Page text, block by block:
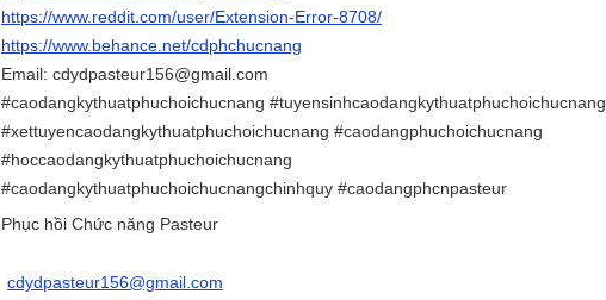
https://www.reddit.com/user/Extension-Error-8708/
https://www.behance.net/cdphchucnang
Email: cdydpasteur156@gmail.com
#caodangkythuatphuchoichucnang #tuyensinhcaodangkythuatphuchoichucnang
#xettuyencaodangkythuatphuchoichucnang #caodangphuchoichucnang
#hoccaodangkythuatphuchoichucnang
#caodangkythuatphuchoichucnangchinhquy #caodangphcnpasteur
Phục hồi Chức năng Pasteur
cdydpasteur156@gmail.com